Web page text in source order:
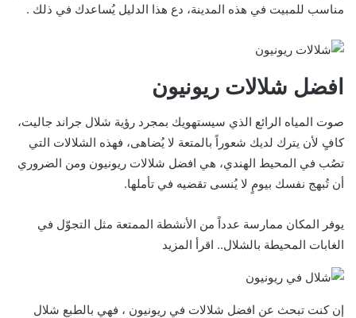
مناسب للمبيت في هذه المدينة، دع هذا الدليل يُساعدك في ذلك .
افضل شلالات ريونيون
صوت المياه الرائع الذي سيستهويك بمجرد رؤية شلال جراند جاليت،
كافٍ لأن يترك لديك شعوراً بالمتعة لا يُضاهى، فهذه الشلالات التي
تصُب في المحيط الهندي، هي افضل شلالات ريونيون ومن الضروري
أن تُبهج نفسك بيومٍ لا يُنسى تقضيه في تأملها.
يوفر المكان ممارسة عدداً من الأنشطة الممتعة مثل التجوّل في
الغابات المحيطة بالشلال.. اقرأ المزيد
إن كنت تبحث عن افضل شلالات في ريونيون ، فهي بالطبع شلال